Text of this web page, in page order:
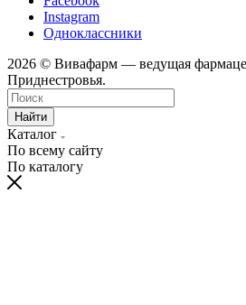
Instagram
Одноклассники
2026 © Вивафарм — ведущая
Приднестровья.
Найти
Каталог
По всему сайту
По каталогу